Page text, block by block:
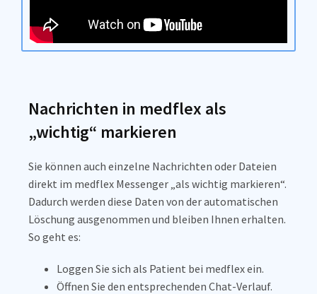
Nachrichten in medflex als
„wichtig“ markieren
Sie können auch einzelne Nachrichten oder Dateien
direkt im medflex Messenger „als wichtig markieren“.
Dadurch werden diese Daten von der automatischen
Löschung ausgenommen und bleiben Ihnen erhalten.
So geht es:
Loggen Sie sich als Patient bei medflex ein.
Öffnen Sie den entsprechenden Chat-Verlauf.